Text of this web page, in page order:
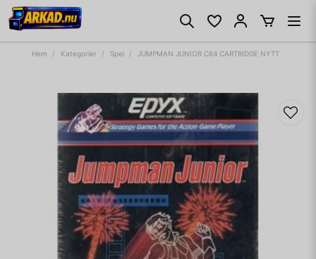
Hem Kategorier Spel JUMPMAN JUNIOR C64 CARTRIDGE NYTT